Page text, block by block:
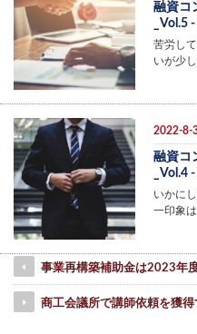
融資コ
_Vol.5
苦労し
いが少
2022-8-
融資コ
_Vol.4
いかに
一印象
事業再構築補助金は2023年
商工会議所で講師依頼を獲